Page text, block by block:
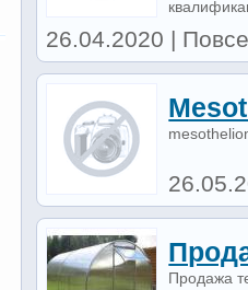
26.04.2020 |
Продажа